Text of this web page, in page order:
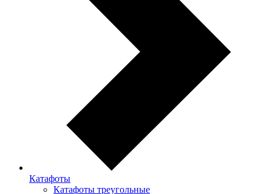
Катафоты
Катафоты треугольные